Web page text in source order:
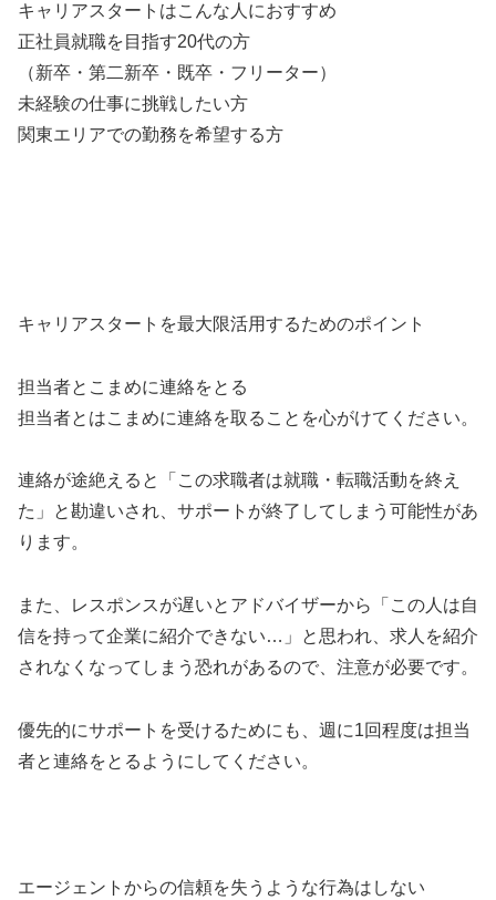
キャリアスタートはこんな人におすすめ
正社員就職を目指す20代の方
（新卒・第二新卒・既卒・フリーター）
未経験の仕事に挑戦したい方
関東エリアでの勤務を希望する方
キャリアスタートを最大限活用するためのポイント
担当者とこまめに連絡をとる
担当者とはこまめに連絡を取ることを心がけてください。
連絡が途絶えると「この求職者は就職・転職活動を終え
た」と勘違いされ、サポートが終了してしまう可能性があ
ります。
また、レスポンスが遅いとアドバイザーから「この人は自
信を持って企業に紹介できない…」と思われ、求人を紹介
されなくなってしまう恐れがあるので、注意が必要です。
優先的にサポートを受けるためにも、週に1回程度は担当
者と連絡をとるようにしてください。
エージェントからの信頼を失うような行為はしない